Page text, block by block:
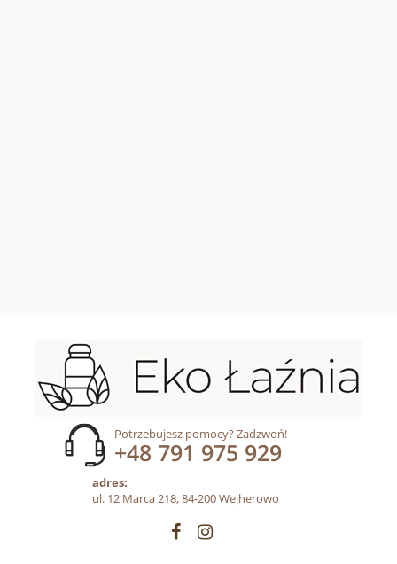
Potrzebujesz pomocy? Zadzwoń!
+48 791 975 929
adres:
ul. 12 Marca 218, 84-200 Wejherowo